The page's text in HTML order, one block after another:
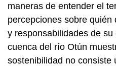
maneras de entender el
percepciones sobre
y responsabilidades de
cuenca del río Otún
sostenibilidad no consiste